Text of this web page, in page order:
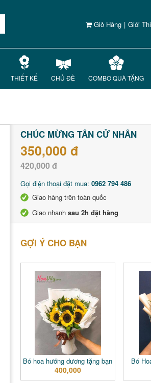
Giỏ Hàng | Giới
THIẾT KẾ CHỦ ĐỀ COMBO QUÀ TẶNG
CHÚC MỪNG TÂN CỬ NHÂN
350,000 đ
420,000 đ
Gọi điện thoại đặt mua: 0962 794 486
Giao hàng trên toàn quốc
Giao nhanh sau 2h đặt hàng
GỢI Ý CHO BẠN
Bó hoa hướng dương tặng bạn
400,000
Bó